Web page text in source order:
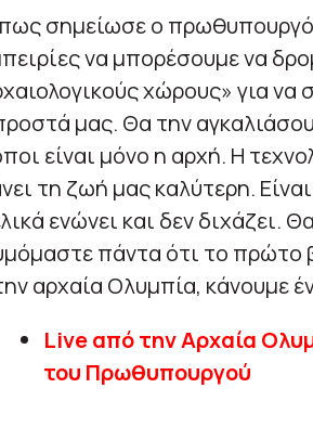
σημείωσε ο
να μπορέσουμε να
χώρους» για
μας. Θα την
είναι μόνο η αρχή. Η
τη ζωή μας καλύτερη.
ενώνει και δεν διχάζει.
πάντα ότι το πρώτο
αρχαία Ολυμπία, κάνουμε
Live από την Αρχαία
του Πρωθυπουργού